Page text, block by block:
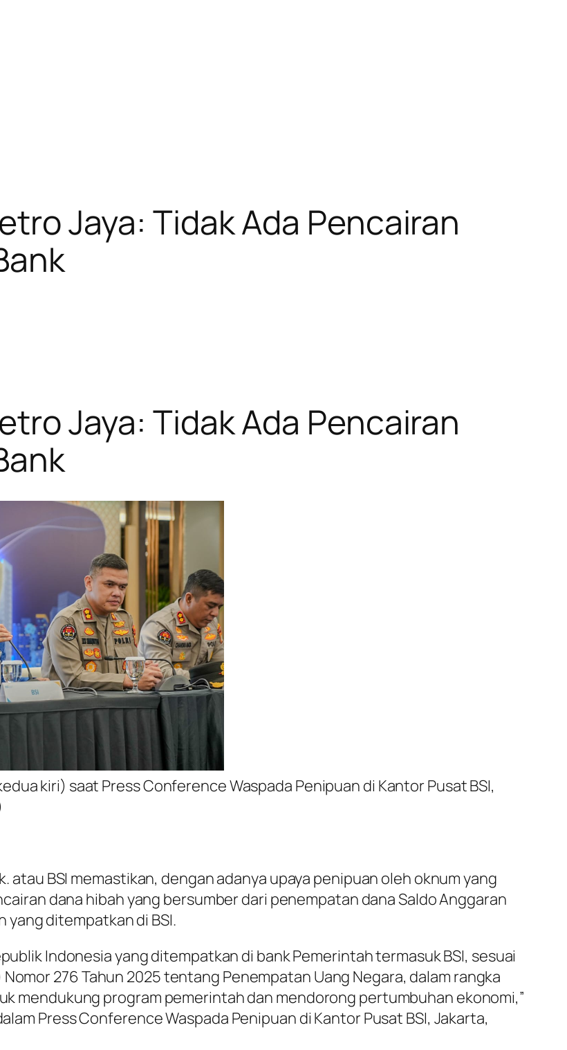
Jaya: Tidak Ada Pencairan
Jaya: Tidak Ada Pencairan
kiri) saat Press Conference Waspada Penipuan di Kantor Pusat BSI,
atau BSI memastikan, dengan adanya upaya penipuan oleh oknum yang
dana hibah yang bersumber dari penempatan dana Saldo Anggaran
yang ditempatkan di BSI.
Indonesia yang ditempatkan di bank Pemerintah termasuk BSI, sesuai
276 Tahun 2025 tentang Penempatan Uang Negara, dalam rangka
mendukung program pemerintah dan mendorong pertumbuhan ekonomi,”
Press Conference Waspada Penipuan di Kantor Pusat BSI, Jakarta,